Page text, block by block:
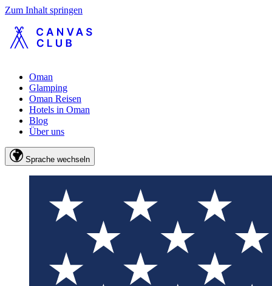
Zum Inhalt springen
Oman
Glamping
Oman Reisen
Hotels in Oman
Blog
Über uns
Sprache wechseln